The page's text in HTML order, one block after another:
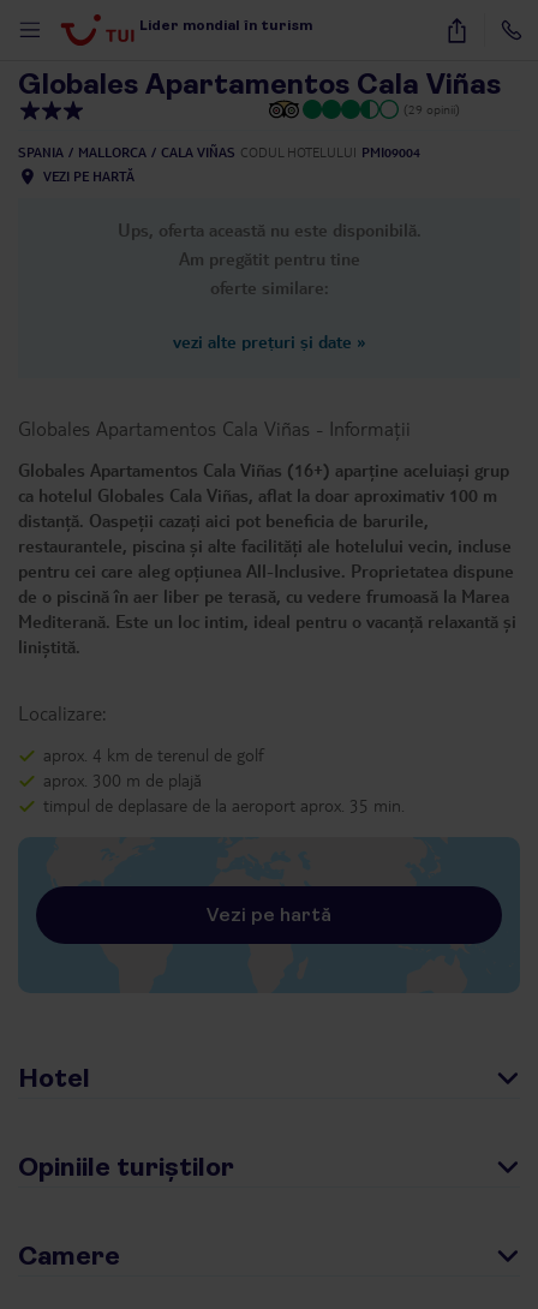
Lider mondial în turism 22
Globales Apartamentos Cala Viñas
(29 opinii)
SPANIA MALLORCA CALA VIÑAS CODUL HOTELULUI PMI09004
VEZI PE HARTĂ
Ups, oferta această nu este disponibilă.
Am pregătit pentru tine
oferte similare:
vezi alte prețuri și date »
Globales Apartamentos Cala Viñas - Informații
Globales Apartamentos Cala Viñas (16+) aparține aceluiași grup
ca hotelul Globales Cala Viñas, aflat la doar aproximativ 100 m
distanță. Oaspeții cazați aici pot beneficia de barurile,
restaurantele, piscina și alte facilități ale hotelului vecin, incluse
pentru cei care aleg opțiunea All-Inclusive. Proprietatea dispune
de o piscină în aer liber pe terasă, cu vedere frumoasă la Marea
Mediterană. Este un loc intim, ideal pentru o vacanță relaxantă și
liniștită.
Localizare:
aprox. 4 km de terenul de golf
aprox. 300 m de plajă
timpul de deplasare de la aeroport aprox. 35 min.
Vezi pe hartă
Hotel
Opiniile turiștilor
Camere